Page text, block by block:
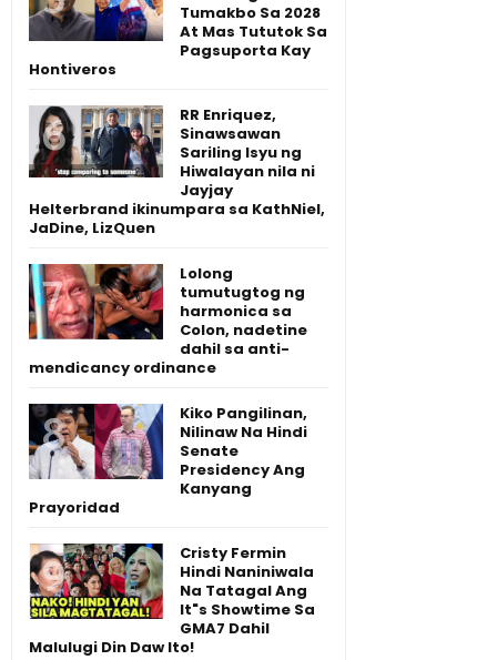
Tumakbo Sa 2028
At Mas Tututok Sa
Pagsuporta Kay
Hontiveros
RR Enriquez,
Sinawsawan
Sariling Isyu ng
Hiwalayan nila ni
Jayjay
Helterbrand ikinumpara sa KathNiel,
JaDine, LizQuen
Lolong
tumutugtog ng
harmonica sa
Colon, nadetine
dahil sa anti-
mendicancy ordinance
Kiko Pangilinan,
Nilinaw Na Hindi
Senate
Presidency Ang
Kanyang
Prayoridad
Cristy Fermin
Hindi Naniniwala
Na Tatagal Ang
It"s Showtime Sa
GMA7 Dahil
Malulugi Din Daw Ito!